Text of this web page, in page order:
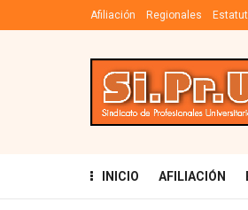
Afiliación Regionales
INICIO AFILIACIÓN